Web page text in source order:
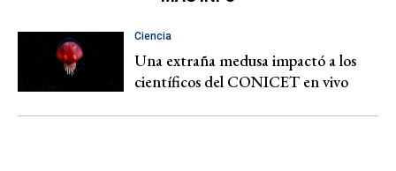
Ciencia
Una extraña medusa impactó a los
científicos del CONICET en vivo